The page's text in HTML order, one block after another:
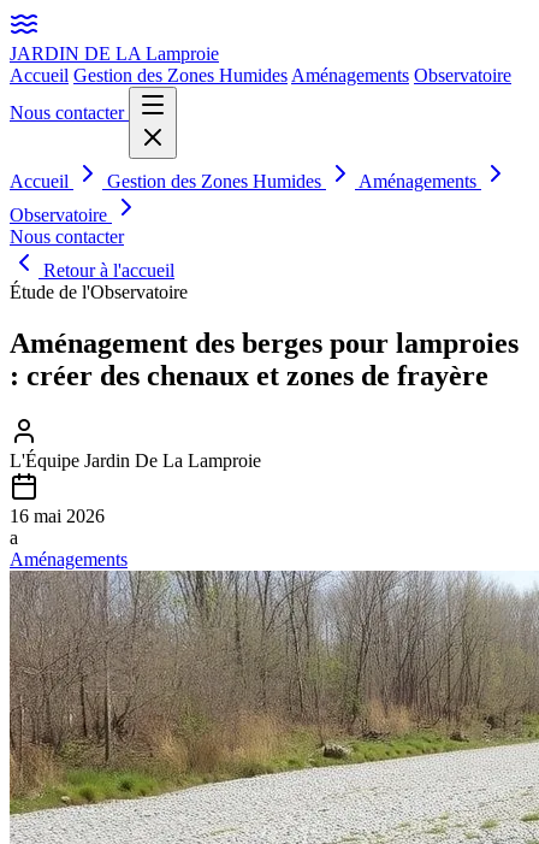
JARDIN DE LA Lamproie
Accueil Gestion des Zones Humides Aménagements Observatoire
Nous contacter
Accueil Gestion des Zones Humides
Aménagements
Observatoire
Nous contacter
Retour à l'accueil
Étude de l'Observatoire
Aménagement des berges pour lamproies
: créer des chenaux et zones de frayère
L'Équipe Jardin De La Lamproie
16 mai 2026
a
Aménagements